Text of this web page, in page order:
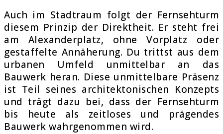
Auch im Stadtraum folgt der Fernsehturm
diesem Prinzip der Direktheit. Er steht frei
am Alexanderplatz, ohne Vorplatz oder
gestaffelte Annäherung. Du trittst aus dem
urbanen Umfeld unmittelbar an das
Bauwerk heran. Diese unmittelbare Präsenz
ist Teil seines architektonischen Konzepts
und trägt dazu bei, dass der Fernsehturm
bis heute als zeitloses und prägendes
Bauwerk wahrgenommen wird.